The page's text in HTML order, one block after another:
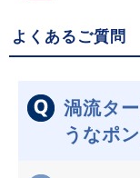
よくあるご質問
渦流タ
うなポ